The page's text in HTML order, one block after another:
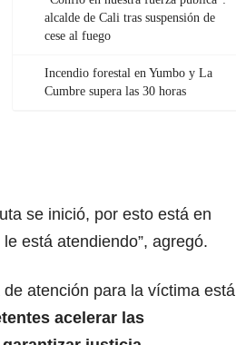
alcalde de Cali tras suspensión de
cese al fuego
Incendio forestal en Yumbo y La
Cumbre supera las 30 horas
se inició, por esto está en
está atendiendo”, agregó.
atención para la víctima está
acelerar las